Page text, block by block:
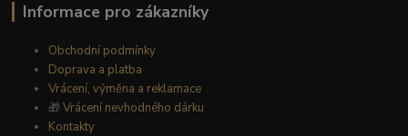
Informace pro zákazníky
Obchodní podmínky
Doprava a platba
Vrácení, výměna a reklamace
🎁Vrácení nevhodného dárku
Kontakty